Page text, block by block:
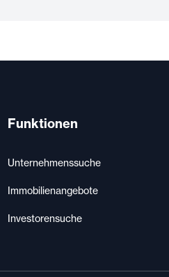
Funktionen
Unternehmenssuche
Immobilienangebote
Investorensuche